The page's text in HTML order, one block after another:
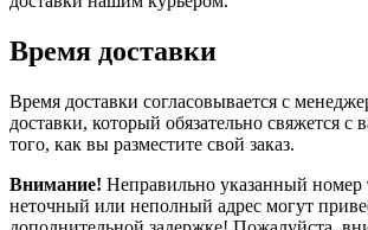
Время доставки
Время доставки согласовывается с
доставки, который обязательно свяжется с
того, как вы разместите свой заказ.
Внимание! Неправильно указанный номер
неточный или неполный адрес могут